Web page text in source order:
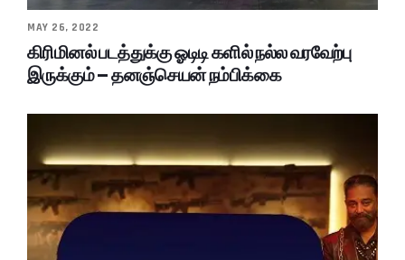
MAY 26, 2022
கிரிமினல் படத்துக்கு ஓடிடி களில் நல்ல வரவேற்பு
இருக்கும் – தனஞ்செயன் நம்பிக்கை